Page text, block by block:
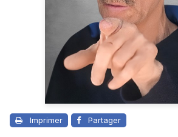
Imprimer Partager